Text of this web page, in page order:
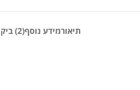
תיאורמידע נוסף(2) ביקורות